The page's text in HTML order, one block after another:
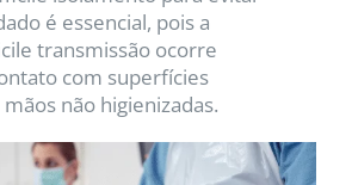
é essencial, pois a
transmissão ocorre
com superfícies
não higienizadas.